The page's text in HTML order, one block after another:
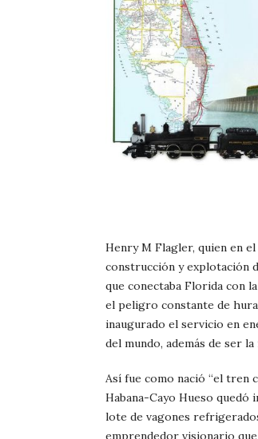
HENRY
Henry M Flagler, quien en
construcción y explotación
que conectaba Florida con
el peligro constante de
inaugurado el servicio en
del mundo, además de ser
Así fue como nació “el tren
Habana-Cayo Hueso
lote de vagones
emprendedor visionario